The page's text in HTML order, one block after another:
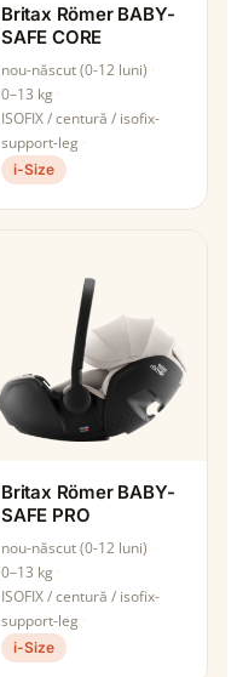
Britax Römer BABY-
SAFE CORE
nou-născut (0-12 luni)
0–13 kg
ISOFIX / centură / isofix-
support-leg
i-Size
Britax Römer BABY-
SAFE PRO
nou-născut (0-12 luni)
0–13 kg
ISOFIX / centură / isofix-
support-leg
i-Size